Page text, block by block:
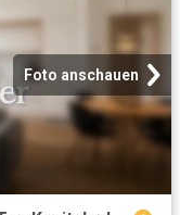
Foto anschauen